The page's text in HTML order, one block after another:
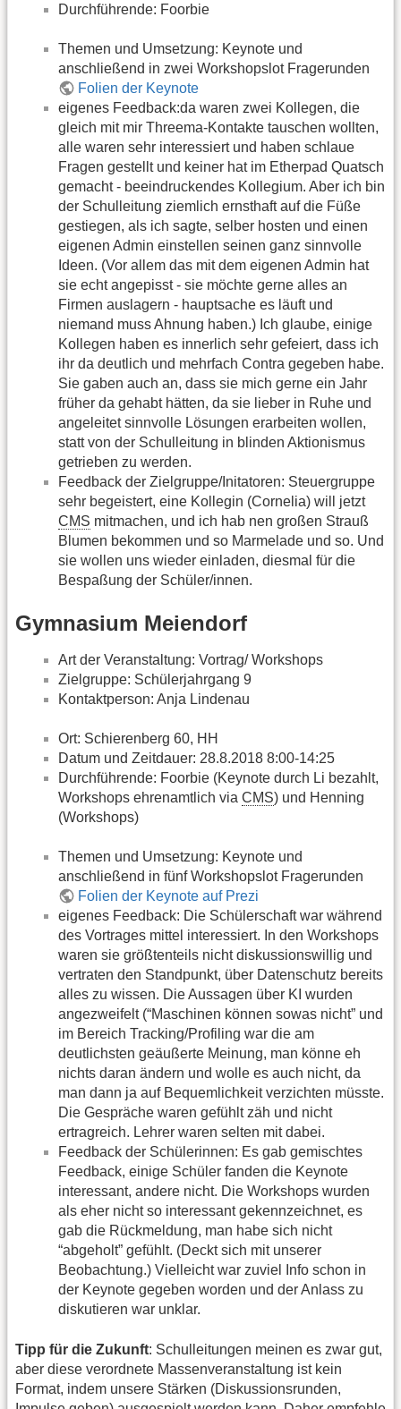
Durchführende: Foorbie
Themen und Umsetzung: Keynote und
anschließend in zwei Workshopslot Fragerunden
Folien der Keynote
eigenes Feedback:da waren zwei Kollegen, die
gleich mit mir Threema-Kontakte tauschen wollten,
alle waren sehr interessiert und haben schlaue
Fragen gestellt und keiner hat im Etherpad Quatsch
gemacht - beeindruckendes Kollegium. Aber ich bin
der Schulleitung ziemlich ernsthaft auf die Füße
gestiegen, als ich sagte, selber hosten und einen
eigenen Admin einstellen seinen ganz sinnvolle
Ideen. (Vor allem das mit dem eigenen Admin hat
sie echt angepisst - sie möchte gerne alles an
Firmen auslagern - hauptsache es läuft und
niemand muss Ahnung haben.) Ich glaube, einige
Kollegen haben es innerlich sehr gefeiert, dass ich
ihr da deutlich und mehrfach Contra gegeben habe.
Sie gaben auch an, dass sie mich gerne ein Jahr
früher da gehabt hätten, da sie lieber in Ruhe und
angeleitet sinnvolle Lösungen erarbeiten wollen,
statt von der Schulleitung in blinden Aktionismus
getrieben zu werden.
Feedback der Zielgruppe/Initatoren: Steuergruppe
sehr begeistert, eine Kollegin (Cornelia) will jetzt
CMS mitmachen, und ich hab nen großen Strauß
Blumen bekommen und so Marmelade und so. Und
sie wollen uns wieder einladen, diesmal für die
Bespaßung der Schüler/innen.
Gymnasium Meiendorf
Art der Veranstaltung: Vortrag/ Workshops
Zielgruppe: Schülerjahrgang 9
Kontaktperson: Anja Lindenau
Ort: Schierenberg 60, HH
Datum und Zeitdauer: 28.8.2018 8:00-14:25
Durchführende: Foorbie (Keynote durch Li bezahlt,
Workshops ehrenamtlich via CMS) und Henning
(Workshops)
Themen und Umsetzung: Keynote und
anschließend in fünf Workshopslot Fragerunden
Folien der Keynote auf Prezi
eigenes Feedback: Die Schülerschaft war während
des Vortrages mittel interessiert. In den Workshops
waren sie größtenteils nicht diskussionswillig und
vertraten den Standpunkt, über Datenschutz bereits
alles zu wissen. Die Aussagen über KI wurden
angezweifelt (“Maschinen können sowas nicht” und
im Bereich Tracking/Profiling war die am
deutlichsten geäußerte Meinung, man könne eh
nichts daran ändern und wolle es auch nicht, da
man dann ja auf Bequemlichkeit verzichten müsste.
Die Gespräche waren gefühlt zäh und nicht
ertragreich. Lehrer waren selten mit dabei.
Feedback der Schülerinnen: Es gab gemischtes
Feedback, einige Schüler fanden die Keynote
interessant, andere nicht. Die Workshops wurden
als eher nicht so interessant gekennzeichnet, es
gab die Rückmeldung, man habe sich nicht
“abgeholt” gefühlt. (Deckt sich mit unserer
Beobachtung.) Vielleicht war zuviel Info schon in
der Keynote gegeben worden und der Anlass zu
diskutieren war unklar.
Tipp für die Zukunft: Schulleitungen meinen es zwar gut,
aber diese verordnete Massenveranstaltung ist kein
Format, indem unsere Stärken (Diskussionsrunden,